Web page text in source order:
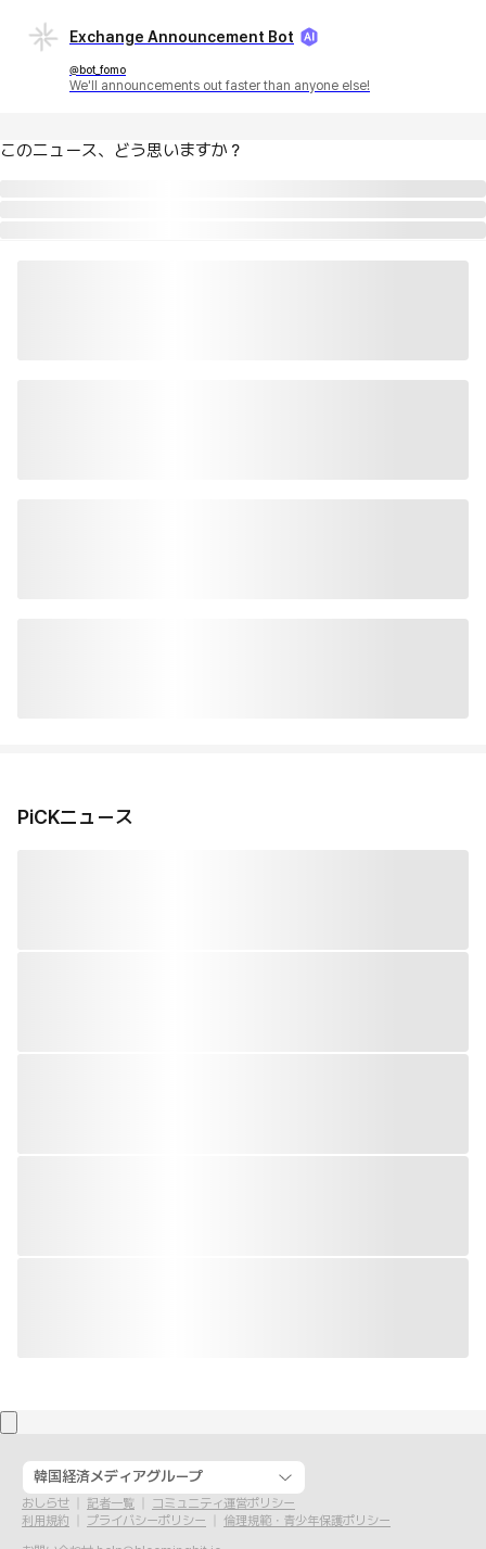
Exchange Announcement Bot
@bot_fomo
We'll announcements out faster than anyone else!
このニュース、どう思いますか？
PiCKニュース
韓国経済メディアグループ
おしらせ 記者一覧
コミュニティ運営ポリシー
利用規約
プライバシーポリシー
倫理規範・青少年保護ポリシー